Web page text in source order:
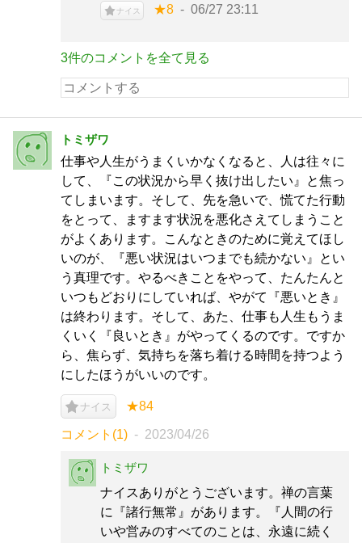
ナイス ★8 06/27 23:11
3件のコメントを全て見る
トミザワ
仕事や人生がうまくいかなくなると、人は往々に
して、『この状況から早く抜け出したい』と焦っ
てしまいます。そして、先を急いで、慌てた行動
をとって、ますます状況を悪化さえてしまうこと
がよくあります。こんなときのために覚えてほし
いのが、『悪い状況はいつまでも続かない』とい
う真理です。やるべきことをやって、たんたんと
いつもどおりにしていれば、やがて『悪いとき』
は終わります。そして、あた、仕事も人生もうま
くいく『良いとき』がやってくるのです。ですか
ら、焦らず、気持ちを落ち着ける時間を持つよう
にしたほうがいいのです。
ナイス ★84
コメント(1) 2023/04/26
トミザワ
ナイスありがとうございます。禅の言葉
に『諸行無常』があります。『人間の行
いや営みのすべてのことは、永遠に続く